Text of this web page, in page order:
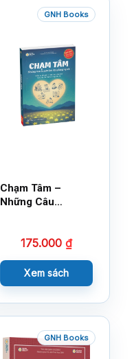
GNH Books
Chạm Tâm –
Những Câu
175.000 ₫
Xem sách
GNH Books